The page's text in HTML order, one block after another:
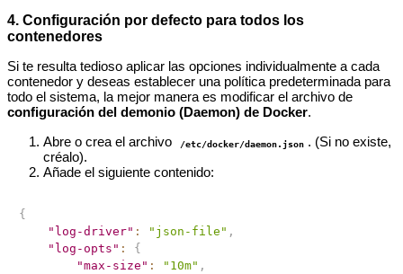
4. Configuración por defecto para todos los
contenedores
Si te resulta tedioso aplicar las opciones individualmente a cada
contenedor y deseas establecer una política predeterminada para
todo el sistema, la mejor manera es modificar el archivo de
configuración del demonio (Daemon) de Docker.
Abre o crea el archivo
/etc/docker/daemon.json . (Si no existe,
créalo).
Añade el siguiente contenido:
{
"log-driver" : "json-file" ,
"log-opts" :
{
"max-size" : "10m" ,